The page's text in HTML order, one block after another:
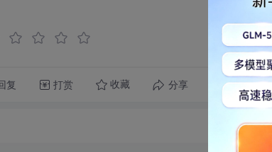
复 打赏 收藏 分享 转发到动